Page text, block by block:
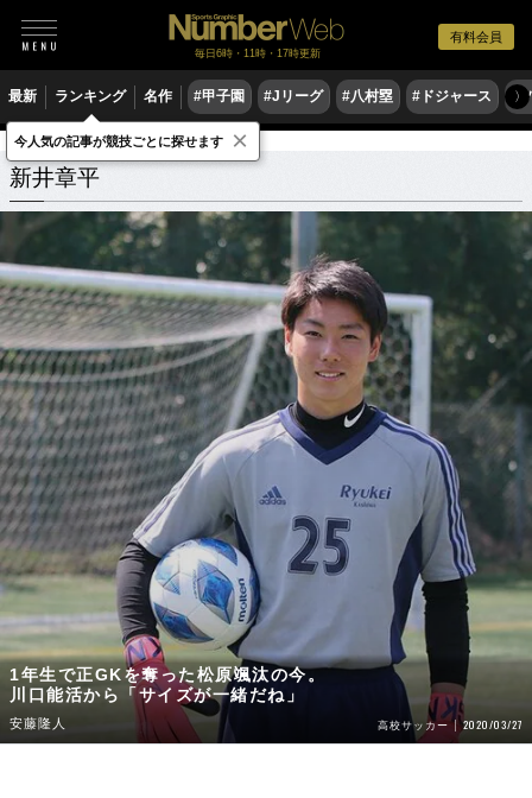
有料会員
毎日6時・11時・17時更新
最新 ランキング 名作 #甲子園 #Jリーグ #八村塁 #ドジャース #
〉
新井章平 関連記事
新井章平
1年生で正GKを奪った松原颯汰の今。
川口能活から「サイズが一緒だね」
安藤隆人 高校サッカー 2020/03/27
今人気の記事が競技ごとに探せます ×